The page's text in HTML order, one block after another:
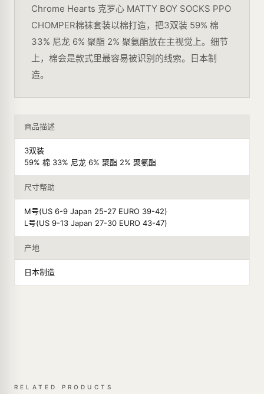
Chrome Hearts 克罗心 MATTY BOY SOCKS PPO
CHOMPER棉袜套装以棉打造，把3双装 59% 棉
33% 尼龙 6% 聚酯 2% 聚氨酯放在主视觉上。细节
上，棉会是款式里最容易被识别的线索。日本制
造。
商品描述
3双装
59% 棉 33% 尼龙 6% 聚酯 2% 聚氨酯
尺寸帮助
M号(US 6-9 Japan 25-27 EURO 39-42)
L号(US 9-13 Japan 27-30 EURO 43-47)
产地
日本制造
RELATED PRODUCTS